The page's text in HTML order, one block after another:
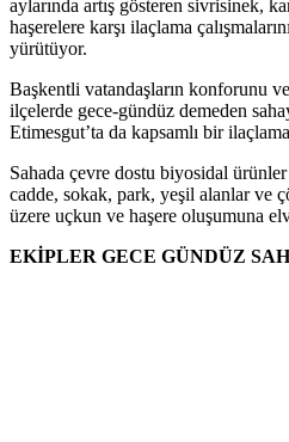
aylarında artış gösteren sivrisinek,
haşerelere karşı ilaçlama
yürütüyor.
Başkentli vatandaşların konforunu ve
ilçelerde gece-gündüz demeden
Etimesgut’ta da kapsamlı bir
Sahada çevre dostu biyosidal
cadde, sokak, park, yeşil alanlar ve
üzere uçkun ve haşere oluşumuna
EKİPLER GECE GÜNDÜZ